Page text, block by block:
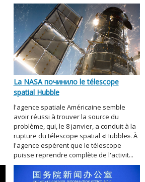
La NASA починило le télescope
spatial Hubble
l'agence spatiale Américaine semble
avoir réussi à trouver la source du
problème, qui, le 8 janvier, a conduit à la
rupture du télescope spatial «Hubble». À
l'agence espèrent que le télescope
puisse reprendre complète de l'activit...